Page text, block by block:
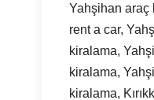
Yahşihan araç
rent a car,
kiralama,
kiralama,
kiralama,